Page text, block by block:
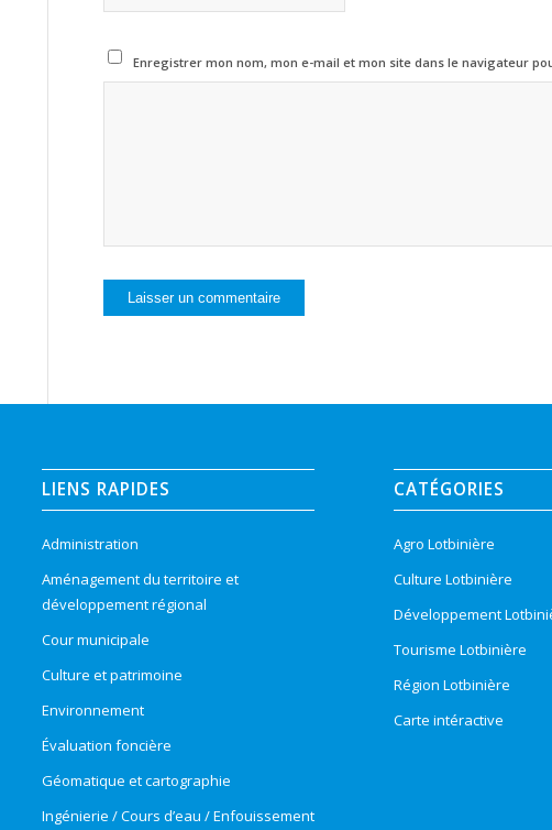
Enregistrer mon nom, mon e-mail et mon site dans le navigateur
LIENS RAPIDES
Administration
Aménagement du territoire et
développement régional
Cour municipale
Culture et patrimoine
Environnement
Évaluation foncière
Géomatique et cartographie
Ingénierie / Cours d’eau / Enfouissement
CATÉGORIES
Agro Lotbinière
Culture Lotbinière
Développement
Tourisme Lotbinière
Région Lotbinière
Carte intéractive